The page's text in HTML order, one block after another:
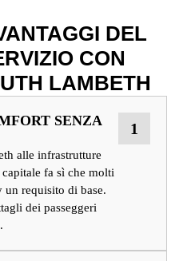
DEL
CON
LAMBETH
SENZA
alle infrastrutture
fa sì che molti
requisito di base.
dei passeggeri
1